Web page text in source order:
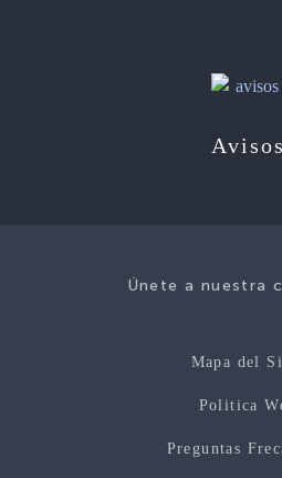
Avisos
Únete a nuestra
Mapa del
Politica
Preguntas